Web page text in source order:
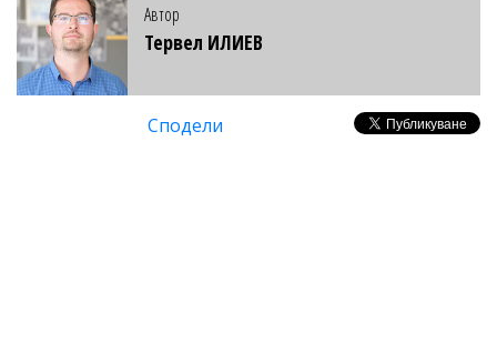
Автор
Тервел ИЛИЕВ
Сподели